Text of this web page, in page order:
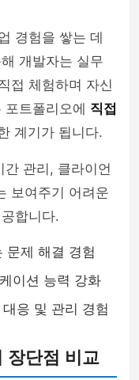
경험을 쌓는 데
개발자는 실무
접 체험하며 자신
트폴리오에 직접
계기가 됩니다.
간 관리, 클라이언
보여주기 어려운
합니다.
문제 해결 경험
이션 능력 강화
응 및 관리 경험
장단점 비교